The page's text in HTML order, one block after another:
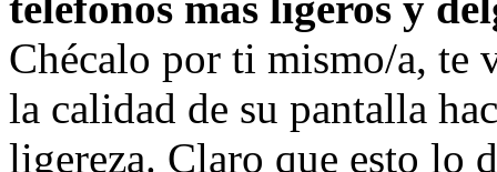
Chécalo por ti mismo/a, te
la calidad de su pantalla
ligereza. Claro que esto lo